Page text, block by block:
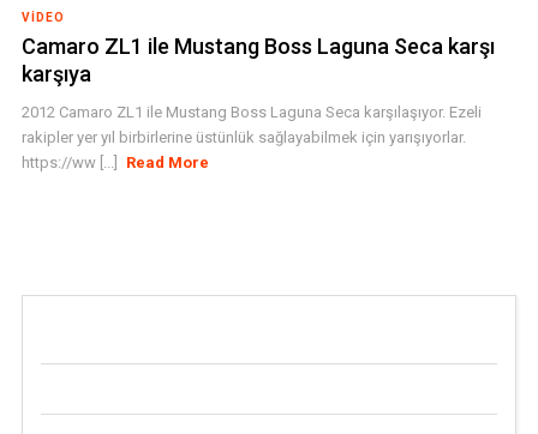
VIDEO
Camaro ZL1 ile Mustang Boss Laguna Seca karşı
karşıya
2012 Camaro ZL1 ile Mustang Boss Laguna Seca karşılaşıyor. Ezeli
rakipler yer yıl birbirlerine üstünlük sağlayabilmek için yarışıyorlar.
https://ww [...]
Read More